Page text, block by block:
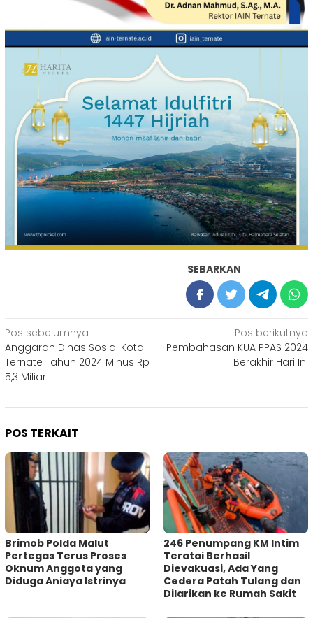
SEBARKAN
Navigasi
pos
Pos sebelumnya
Anggaran Dinas Sosial Kota
Ternate Tahun 2024 Minus Rp
5,3 Miliar
Pos berikutnya
Pembahasan KUA PPAS 2024
Berakhir Hari Ini
POS TERKAIT
Brimob Polda Malut
Pertegas Terus Proses
Oknum Anggota yang
Diduga Aniaya Istrinya
246 Penumpang KM Intim
Teratai Berhasil
Dievakuasi, Ada Yang
Cedera Patah Tulang dan
Dilarikan ke Rumah Sakit